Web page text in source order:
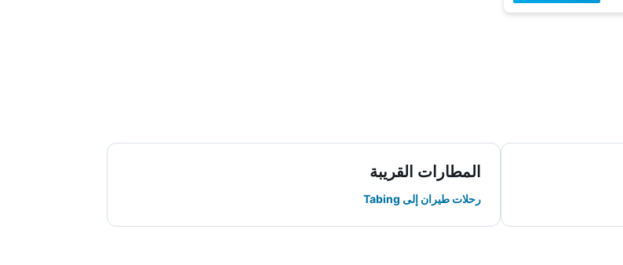
المطارات القريبة
رحلات طيران إلى Tabing